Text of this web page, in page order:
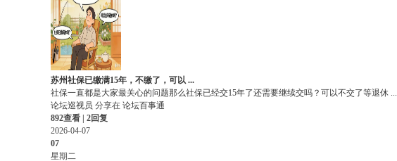
苏州社保已缴满15年，不缴了，可以 ...
社保一直都是大家最关心的问题那么社保已经交15年了还需要继续交吗？可以不交了等退休 ...
论坛巡视员 分享在 论坛百事通
892查看 | 2回复
2026-04-07
07
星期二